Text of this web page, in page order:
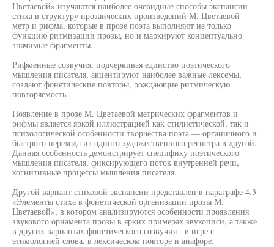
Цветаевой» изучаются наиболее очевидные способы экспансии
стиха в структуру прозаических произведений М. Цветаевой -
метр и рифма, которые в прозе поэта выполняют не только
функцию ритмизации прозы, но и маркируют концептуально
значимые фрагменты.
Рифменные созвучия, подчеркивая единство поэтического
мышления писателя, акцентируют наиболее важные лексемы,
создают фонетические повторы, рождающие ритмическую
повторяемость.
Появление в прозе М. Цветаевой метрических фрагментов и
рифмы является яркой иллюстрацией как стилистической, так и
психологической особенности творчества поэта — органичного и
быстрого перехода из одного художественного регистра в другой.
Данная особенность демонстрирует специфику поэтического
мышления писателя, фиксирующего поток внутренней речи,
когнитивные процессы мышления писателя.
Другой вариант стиховой экспансии представлен в параграфе 4.3
«Элементы стиха в фонетической организации прозы М.
Цветаевой», в котором анализируются особенности проявления
звукового орнамента прозы в ярких примерах звукописи, а также
в других вариантах фонетического созвучия - в игре с
этимологией слова, в лексическом повторе и анафоре.